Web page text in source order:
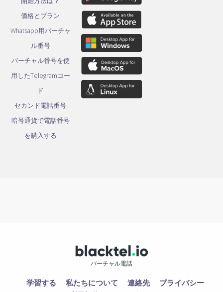
価格とプラン
Whatsapp用バーチャ
ル番号
バーチャル番号を使
用したTelegramコー
ド
セカンド電話番号
暗号通貨で電話番号
を購入する
バーチャル電話
学習する 私たちについて 連絡先
プライバシー